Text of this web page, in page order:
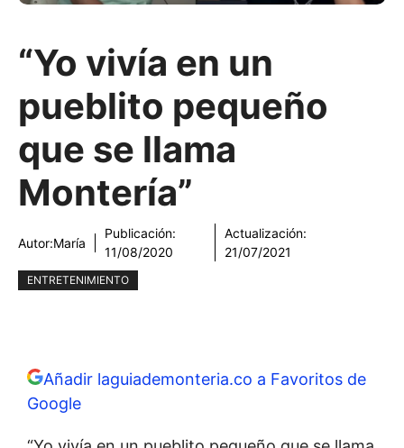
“Yo vivía en un
pueblito pequeño
que se llama
Montería”
Autor:María
Publicación:
11/08/2020
Actualización:
21/07/2021
ENTRETENIMIENTO
Añadir laguiademonteria.co a Favoritos de
Google